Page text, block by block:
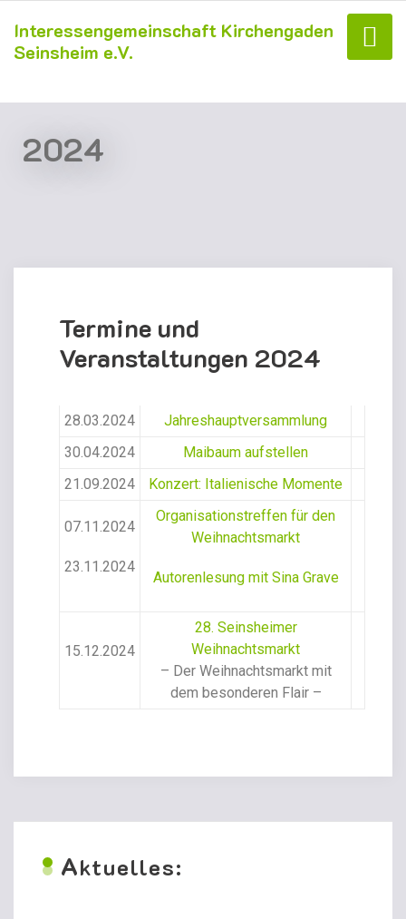
Interessengemeinschaft Kirchengaden
Seinsheim e.V.
2024
Termine und
Veranstaltungen 2024
28.03.2024
Jahreshauptversammlung
30.04.2024
Maibaum aufstellen
21.09.2024
Konzert: Italienische Momente
07.11.2024
23.11.2024
Organisationstreffen für den
Weihnachtsmarkt
Autorenlesung mit Sina Grave
15.12.2024
28. Seinsheimer
Weihnachtsmarkt
– Der Weihnachtsmarkt mit
dem besonderen Flair –
Aktuelles: